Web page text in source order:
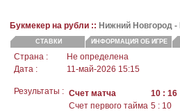
Букмекер на рубли :: Нижний Новгород -
СТАВКИ ИНФОРМАЦИЯ ОБ ИГРЕ
Страна :
Не определена
Дата :
11-май-2026 15:15
Результаты : Счет матча
10 : 16
Счет первого тайма 5 : 10